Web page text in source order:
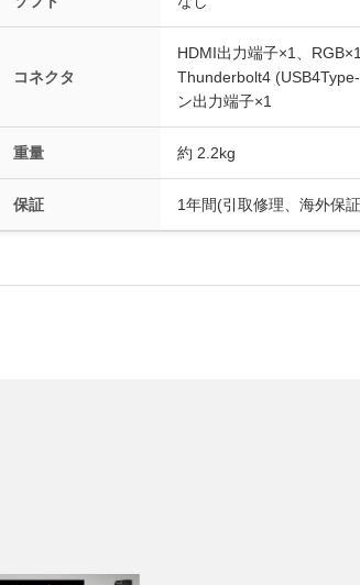
コネクタ
HDMI出力端子×1、
Thunderbolt4
ン出力端子×1
重量 約 2.2kg
保証 1年間(引取修理、海外保